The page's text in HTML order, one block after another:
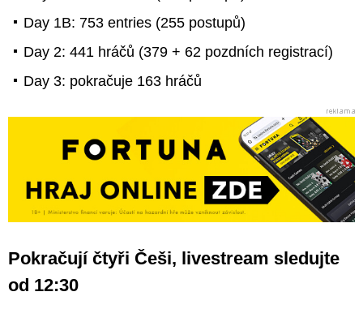
Day 1B: 753 entries (255 postupů)
Day 2: 441 hráčů (379 + 62 pozdních registrací)
Day 3: pokračuje 163 hráčů
Pokračují čtyři Češi, livestream sledujte
od 12:30